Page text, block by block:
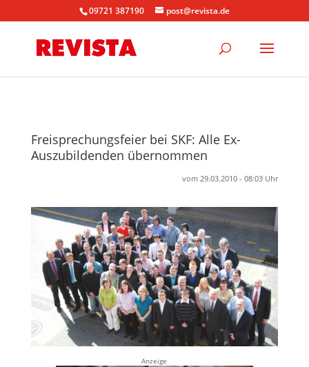
09721 387190 post@revista.de
Freisprechungsfeier bei SKF: Alle Ex-
Auszubildenden übernommen
vom 29.03.2010 - 08:03 Uhr
Anzeige